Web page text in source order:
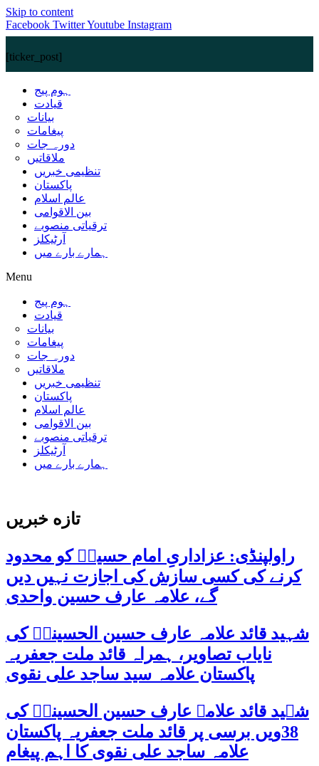
Skip to content
Facebook TwitterYoutube Instagram
[ticker_post]
ہوم پیج
قیادت
بیانات
پیغامات
دورہ جات
ملاقاتیں
تنظیمی خبریں
پاکستان
عالم اسلام
بین الاقوامی
ترقیاتی منصوبے
آرٹیکلز
ہمارے بارے میں
Menu
ہوم پیج
قیادت
بیانات
پیغامات
دورہ جات
ملاقاتیں
تنظیمی خبریں
پاکستان
عالم اسلام
بین الاقوامی
ترقیاتی منصوبے
آرٹیکلز
ہمارے بارے میں
تازه خبریں
راولپنڈی: عزاداریِ امام حسینؑ کو محدود
کرنے کی کسی سازش کی اجازت نہیں دیں
گے، علامہ عارف حسین واحدی
شہید قائد علامہ عارف حسین الحسینیؒ کی
نایاب تصاویر، ہمراہ قائد ملت جعفریہ
پاکستان علامہ سید ساجد علی نقوی
شہید قائد علامہ عارف حسین الحسینیؒ کی
38ویں برسی پر قائد ملت جعفریہ پاکستان
علامہ ساجد علی نقوی کا اہم پیغام